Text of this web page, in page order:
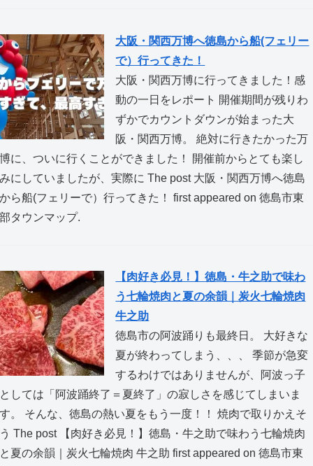
大阪・関西万博へ徳島から船(フェリー
で）行ってきた！
大阪・関西万博に行ってきました！感
動の一日をレポート 開催期間が残りわ
ずかでカウントダウンが始まった大
阪・関西万博。 絶対に行きたかった万
博に、ついに行くことができました！ 開催前からとても楽し
みにしていましたが、実際に The post 大阪・関西万博へ徳島
から船(フェリーで）行ってきた！ first appeared on 徳島市東
部タウンマップ.
【肉好き必見！】徳島・牛之助で味わ
う七輪焼肉と夏の余韻｜炭火七輪焼肉
牛之助
徳島市の阿波踊りも最終日。 大好きな
夏が終わってしまう、、、 季節が急変
するわけではありませんが、阿波っ子
としては「阿波踊終了＝夏終了」の寂しさを感じてしまいま
す。 そんな、徳島の熱い夏をもう一度！！ 焼肉で取りかえそ
う The post 【肉好き必見！】徳島・牛之助で味わう七輪焼肉
と夏の余韻｜炭火七輪焼肉 牛之助 first appeared on 徳島市東